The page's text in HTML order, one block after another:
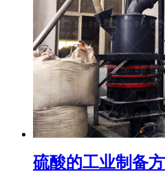
硫酸的工业制备